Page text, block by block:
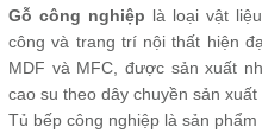
Gỗ công nghiệp là loại vật
công và trang trí nội thất hiện
MDF và MFC, được sản xuất
cao su theo dây chuyền sản xuất
Tủ bếp công nghiệp là sản